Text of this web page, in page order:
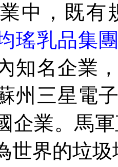
中，既有
瑤乳品集
知名企業
州三星電
企業。馬
世界的垃